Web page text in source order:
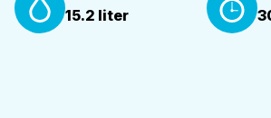
15.2 liter